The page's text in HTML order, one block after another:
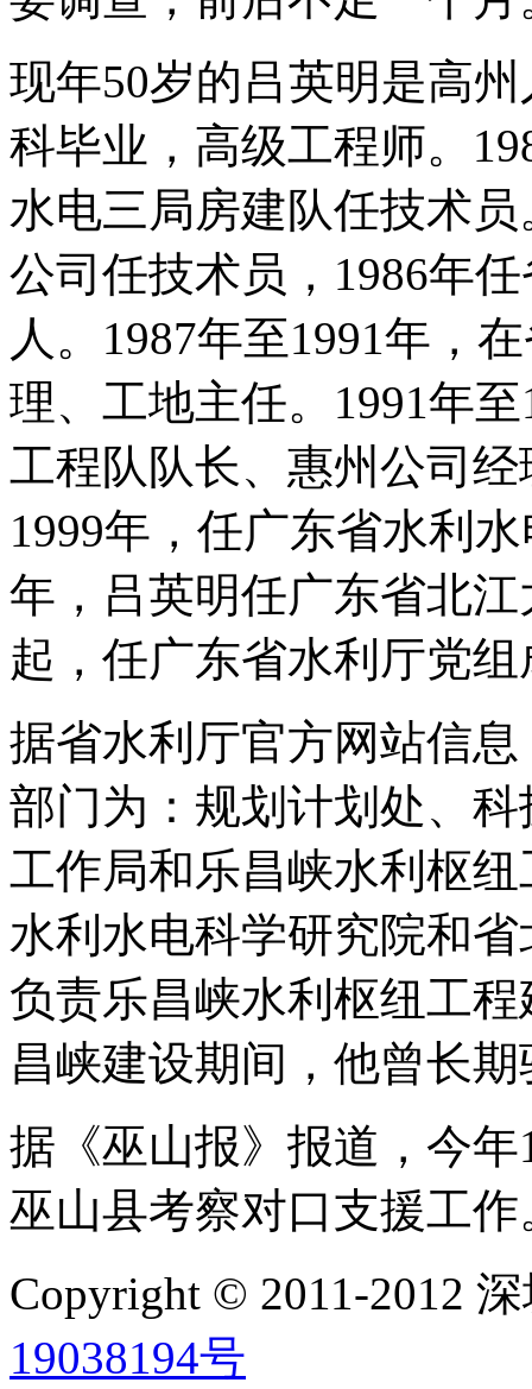
现年50岁的吕英明是高
科毕业，高级工程师。
水电三局房建队任技术
公司任技术员，1986年
人。1987年至1991年，
理、工地主任。1991年
工程队队长、惠州公司
1999年，任广东省水利
年，吕英明任广东省北
起，任广东省水利厅党
据省水利厅官方网站信
部门为：规划计划处、
工作局和乐昌峡水利枢
水利水电科学研究院和
负责乐昌峡水利枢纽工
昌峡建设期间，他曾长
据《巫山报》报道，今
巫山县考察对口支援工作
Copyright © 2011-2012
19038194号